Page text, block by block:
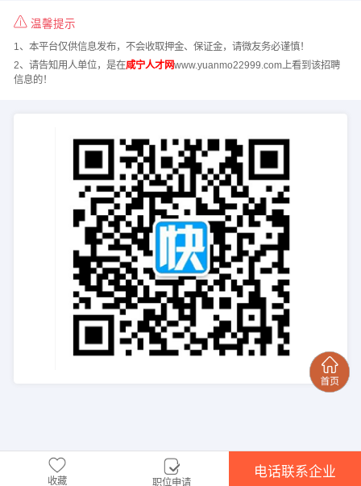
温馨提示
1、本平台仅供信息发布，不会收取押金、保证金，请微友务必谨慎！
2、请告知用人单位，是在咸宁人才网www.yuanmo22999.com上看到该招聘
信息的！
收藏 职位申请
电话联系企业